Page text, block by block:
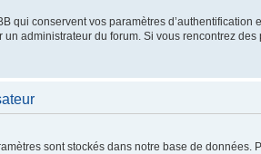
qui conservent vos paramètres
administrateur du forum. Si vous rencontrez
sont stockés dans notre base de données.